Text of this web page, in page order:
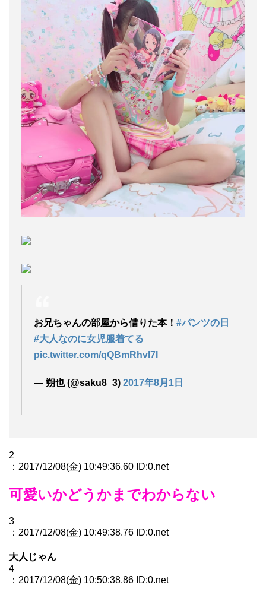
お兄ちゃんの部屋から借りた本！ #パンツの日
#大人なのに女児服着てる
pic.twitter.com/qQBmRhvl7I
— 朔也 (@saku8_3) 2017年8月1日
2
：2017/12/08(金) 10:49:36.60 ID:0.net
可愛いかどうかまでわからない
3
：2017/12/08(金) 10:49:38.76 ID:0.net
大人じゃん
4
：2017/12/08(金) 10:50:38.86 ID:0.net